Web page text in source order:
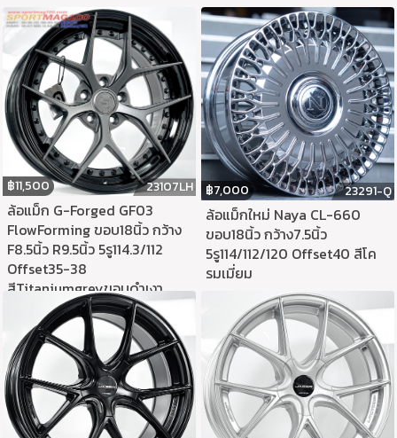
฿11,500 23107LH
ล้อแม็ก G-Forged GF03
FlowForming ขอบ18นิ้ว กว้าง
F8.5นิ้ว R9.5นิ้ว 5รู114.3/112
Offset35-38
สีTitaniumgreyขอบดำเงา
฿7,000 23291-Q
ล้อแม็กใหม่ Naya CL-660
ขอบ18นิ้ว กว้าง7.5นิ้ว
5รู114/112/120 Offset40 สีโค
รมเมี่ยม